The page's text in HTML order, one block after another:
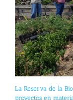
La Reserva de la
proyectos en